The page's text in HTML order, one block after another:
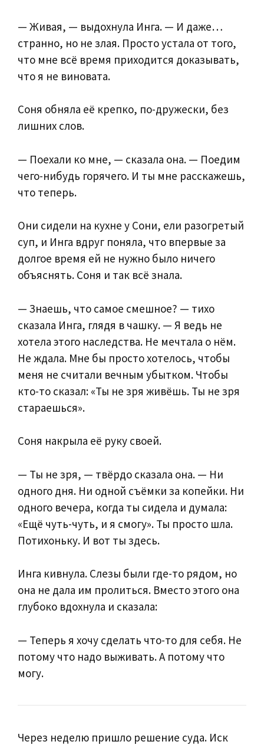
— Живая, — выдохнула Инга. — И даже…
странно, но не злая. Просто устала от того,
что мне всё время приходится доказывать,
что я не виновата.
Соня обняла её крепко, по-дружески, без
лишних слов.
— Поехали ко мне, — сказала она. — Поедим
чего-нибудь горячего. И ты мне расскажешь,
что теперь.
Они сидели на кухне у Сони, ели разогретый
суп, и Инга вдруг поняла, что впервые за
долгое время ей не нужно было ничего
объяснять. Соня и так всё знала.
— Знаешь, что самое смешное? — тихо
сказала Инга, глядя в чашку. — Я ведь не
хотела этого наследства. Не мечтала о нём.
Не ждала. Мне бы просто хотелось, чтобы
меня не считали вечным убытком. Чтобы
кто-то сказал: «Ты не зря живёшь. Ты не зря
стараешься».
Соня накрыла её руку своей.
— Ты не зря, — твёрдо сказала она. — Ни
одного дня. Ни одной съёмки за копейки. Ни
одного вечера, когда ты сидела и думала:
«Ещё чуть-чуть, и я смогу». Ты просто шла.
Потихоньку. И вот ты здесь.
Инга кивнула. Слезы были где-то рядом, но
она не дала им пролиться. Вместо этого она
глубоко вдохнула и сказала:
— Теперь я хочу сделать что-то для себя. Не
потому что надо выживать. А потому что
могу.
Через неделю пришло решение суда. Иск